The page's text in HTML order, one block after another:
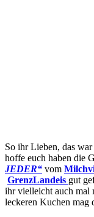
So ihr Lieben, das
hoffe euch haben die
JEDER“ vom
GrenzLandeis gut
ihr vielleicht auch mal
leckeren Kuchen mag